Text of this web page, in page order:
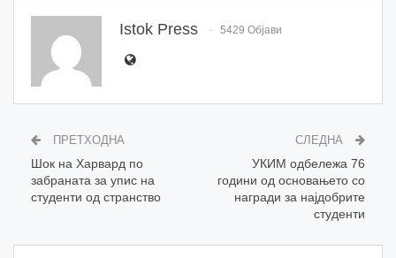
Istok Press 5429 Објави
ПРЕТХОДНА
Шок на Харвард по
забраната за упис на
студенти од странство
СЛЕДНА
УКИМ одбележа 76
години од основањето со
награди за најдобрите
студенти